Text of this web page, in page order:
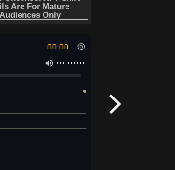
00:00